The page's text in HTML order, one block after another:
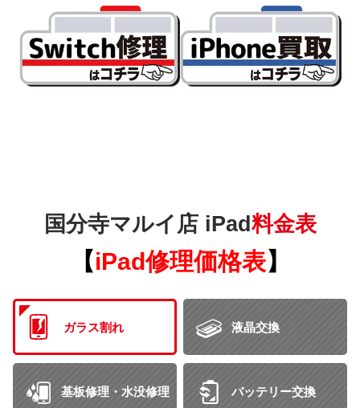
国分寺マルイ店 iPad 料金表
【iPad修理価格表】
ガラス割れ 液晶交換
基板修理・水没修理 バッテリー交換